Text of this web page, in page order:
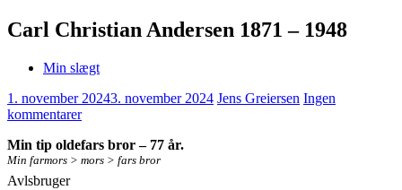
Carl Christian Andersen 1871 – 1948
Min slægt
1. november 20243. november 2024 Jens Greiersen Ingen
kommentarer
Min tip oldefars bror – 77 år.
Min farmors > mors > fars bror
Avlsbruger